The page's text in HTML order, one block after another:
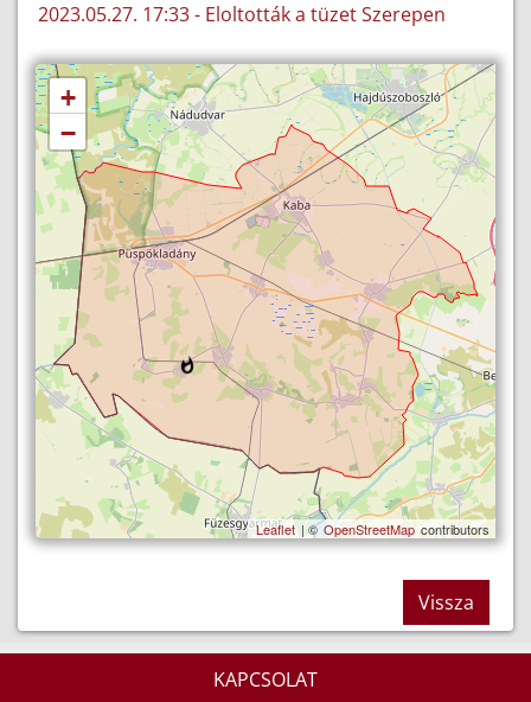
2023.05.27. 17:33 - Eloltották a tüzet Szerepen
+
−
Leaflet | ©OpenStreetMap contributors
Vissza
KAPCSOLAT